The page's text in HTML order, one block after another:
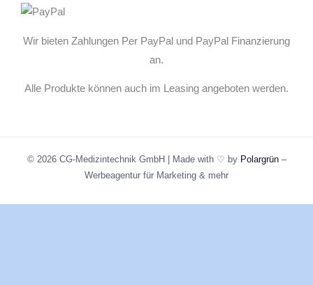
Wir bieten Zahlungen Per PayPal und PayPal Finanzierung
an.
Alle Produkte können auch im Leasing angeboten werden.
© 2026 CG-Medizintechnik GmbH | Made with ♡ by Polargrün –
Werbeagentur für Marketing & mehr